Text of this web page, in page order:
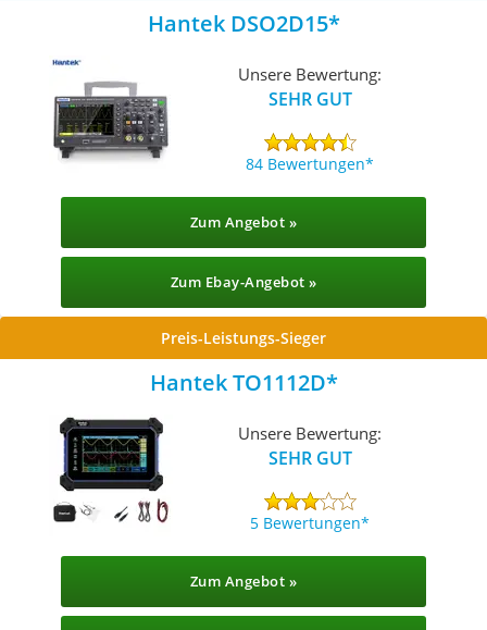
Hantek DSO2D15
Unsere Bewertung:
SEHR GUT
84 Bewertungen
Zum Angebot »
Zum Ebay-Angebot »
Preis-Leistungs-Sieger
Hantek TO1112D
Unsere Bewertung:
SEHR GUT
5 Bewertungen
Zum Angebot »